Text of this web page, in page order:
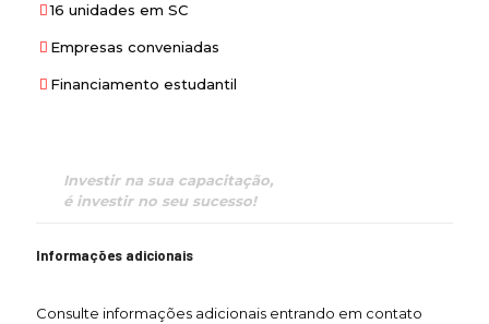
16 unidades em SC
Empresas conveniadas
Financiamento estudantil
Investir na sua capacitação,
é investir no seu sucesso!
Informações adicionais
Consulte informações adicionais entrando em contato